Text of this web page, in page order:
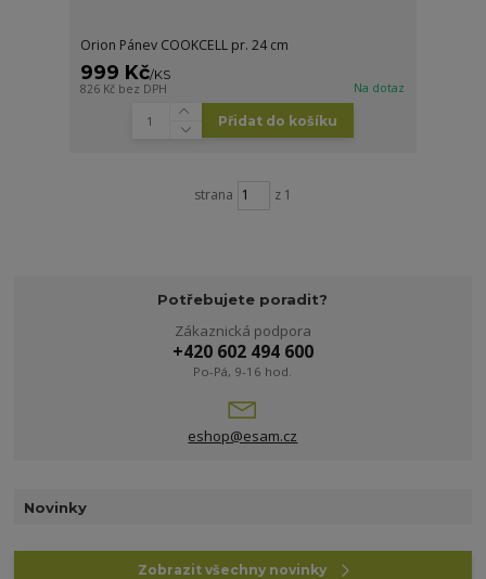
Orion Pánev COOKCELL pr. 24 cm
999 Kč/KS
826 Kč bez DPH Na dotaz
Přidat do košíku
strana z 1
Potřebujete poradit?
Zákaznická podpora
+420 602 494 600
Po-Pá, 9-16 hod.
eshop@esam.cz
Novinky
Zobrazit všechny novinky